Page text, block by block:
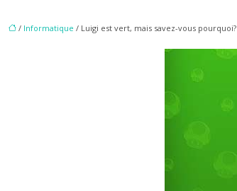
/ Informatique / Luigi est vert, mais savez-vous pourquoi?